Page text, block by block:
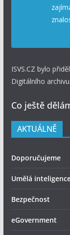
ISVS.CZ bylo
Digitálního
Co ještě
AKTUÁLNĚ
Doporučujeme
Umělá
Bezpečnost
eGovernment